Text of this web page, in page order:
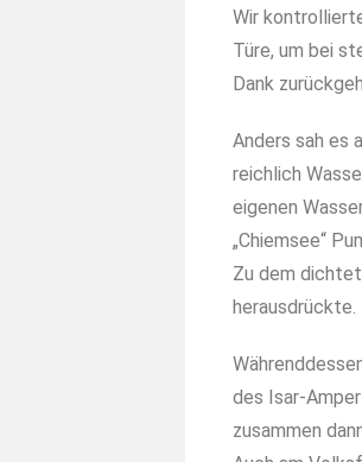
Wir
Türe, um bei
Dank
Anders sah es
reichlich
eigenen
„Chiemsee“
Zu dem
herausdrückte.
des Isar-
zusammen